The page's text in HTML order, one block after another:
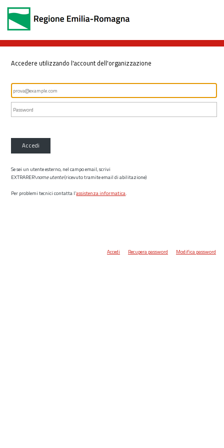
Accedere utilizzando l'account dell'organizzazione
Accedi
Se sei un utente esterno, nel campo email, scrivi
EXTRARER\nome utente(ricevuto tramite email di abilitazione)
Per problemi tecnici contatta l’assistenza informatica.
Accedi Recupera password Modifica password